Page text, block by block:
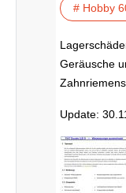
# Hobby
Geräusche
Update: